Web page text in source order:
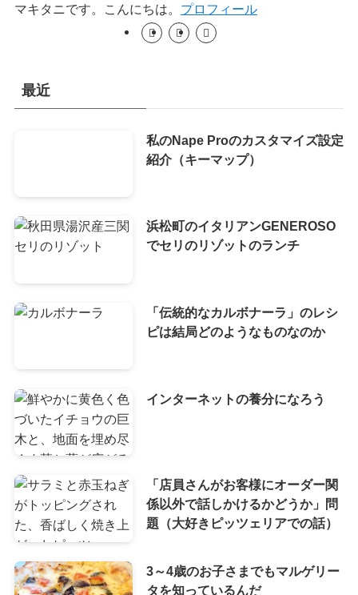
マキタニです。こんにちは。 プロフィール
最近
私のNape Proのカスタマイズ設定
紹介（キーマップ）
浜松町のイタリアンGENEROSO
でセリのリゾットのランチ
「伝統的なカルボナーラ」のレシ
ピは結局どのようなものなのか
インターネットの養分になろう
「店員さんがお客様にオーダー関
係以外で話しかけるかどうか」問
題（大好きピッツェリアでの話）
3～4歳のお子さまでもマルゲリー
タを知っているんだ